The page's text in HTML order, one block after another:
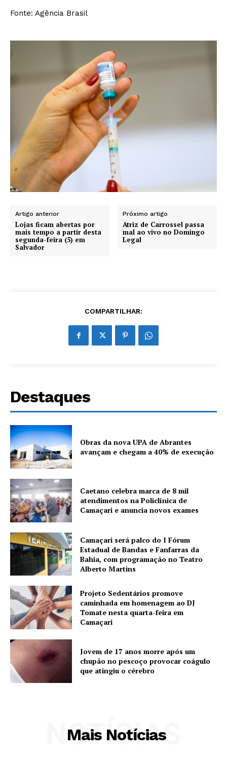
Fonte: Agência Brasil
Artigo anterior
Lojas ficam abertas por
mais tempo a partir desta
segunda-feira (5) em
Salvador
Próximo artigo
Atriz de Carrossel passa
mal ao vivo no Domingo
Legal
COMPARTILHAR:
Destaques
Obras da nova UPA de Abrantes
avançam e chegam a 40% de execução
Caetano celebra marca de 8 mil
atendimentos na Policlínica de
Camaçari e anuncia novos exames
Camaçari será palco do I Fórum
Estadual de Bandas e Fanfarras da
Bahia, com programação no Teatro
Alberto Martins
Projeto Sedentários promove
caminhada em homenagem ao DJ
Tomate nesta quarta-feira em
Camaçari
Jovem de 17 anos morre após um
chupão no pescoço provocar coágulo
que atingiu o cérebro
Mais Notícias
NOTÍCIAS